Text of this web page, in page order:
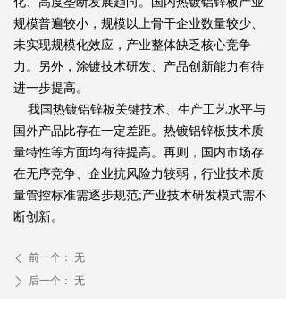
规模普遍较小，规模以上骨干企业数量较少、
未实现规模化效应，产业整体缺乏核心竞争
力。另外，涂镀技术研发、产品创新能力有待
进一步提高。
我国热镀铝锌板关键技术、生产工艺水平与
国外产品比存在一定差距。热镀铝锌板技术质
量特性等方面均有待提高。再则，国内市场存
在无序竞争、企业抗风险力较弱，行业技术质
量管控标准需逐步规范;产业技术研发模式需不
断创新。
ꄴ 前一个： 无
ꄲ 后一个： 无